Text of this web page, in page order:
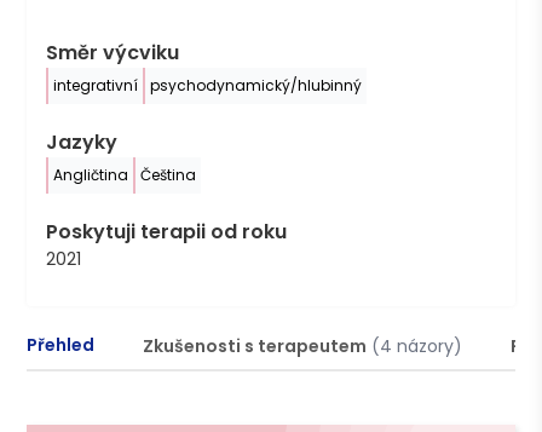
Směr výcviku
integrativní psychodynamický/hlubinný
Jazyky
Angličtina Čeština
Poskytuji terapii od roku
2021
Přehled Zkušenosti s terapeutem (4 názory)